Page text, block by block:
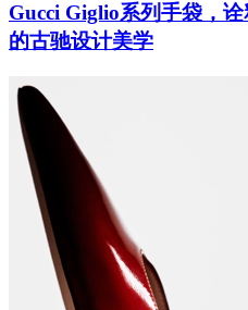
Gucci Giglio系列手袋，
的古驰设计美学